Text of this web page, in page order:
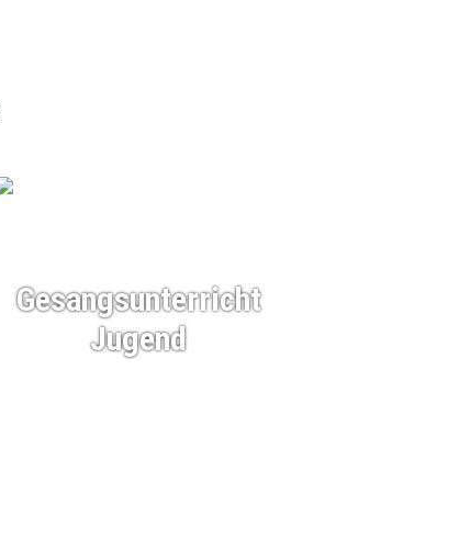
Gesangsunterricht
Jugend